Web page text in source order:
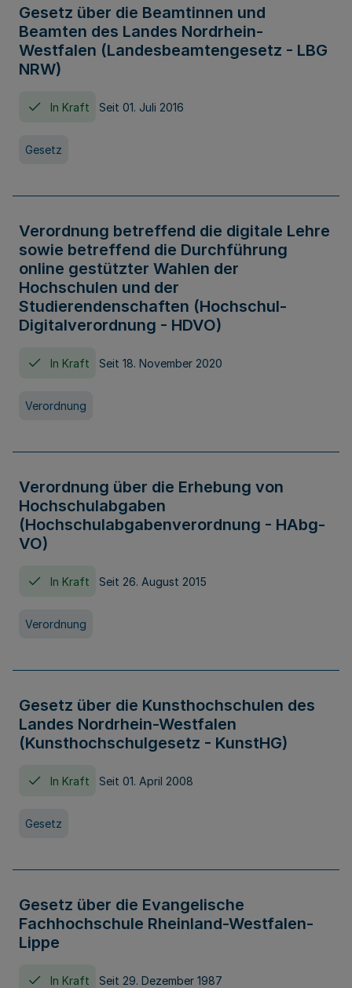
Gesetz über die Beamtinnen und
Beamten des Landes Nordrhein-
Westfalen (Landesbeamtengesetz - LBG
NRW)
In Kraft Seit 01. Juli 2016
Gesetz
Verordnung betreffend die digitale Lehre
sowie betreffend die Durchführung
online gestützter Wahlen der
Hochschulen und der
Studierendenschaften (Hochschul-
Digitalverordnung - HDVO)
In Kraft Seit 18. November 2020
Verordnung
Verordnung über die Erhebung von
Hochschulabgaben
(Hochschulabgabenverordnung - HAbg-
VO)
In Kraft Seit 26. August 2015
Verordnung
Gesetz über die Kunsthochschulen des
Landes Nordrhein-Westfalen
(Kunsthochschulgesetz - KunstHG)
In Kraft Seit 01. April 2008
Gesetz
Gesetz über die Evangelische
Fachhochschule Rheinland-Westfalen-
Lippe
In Kraft Seit 29. Dezember 1987